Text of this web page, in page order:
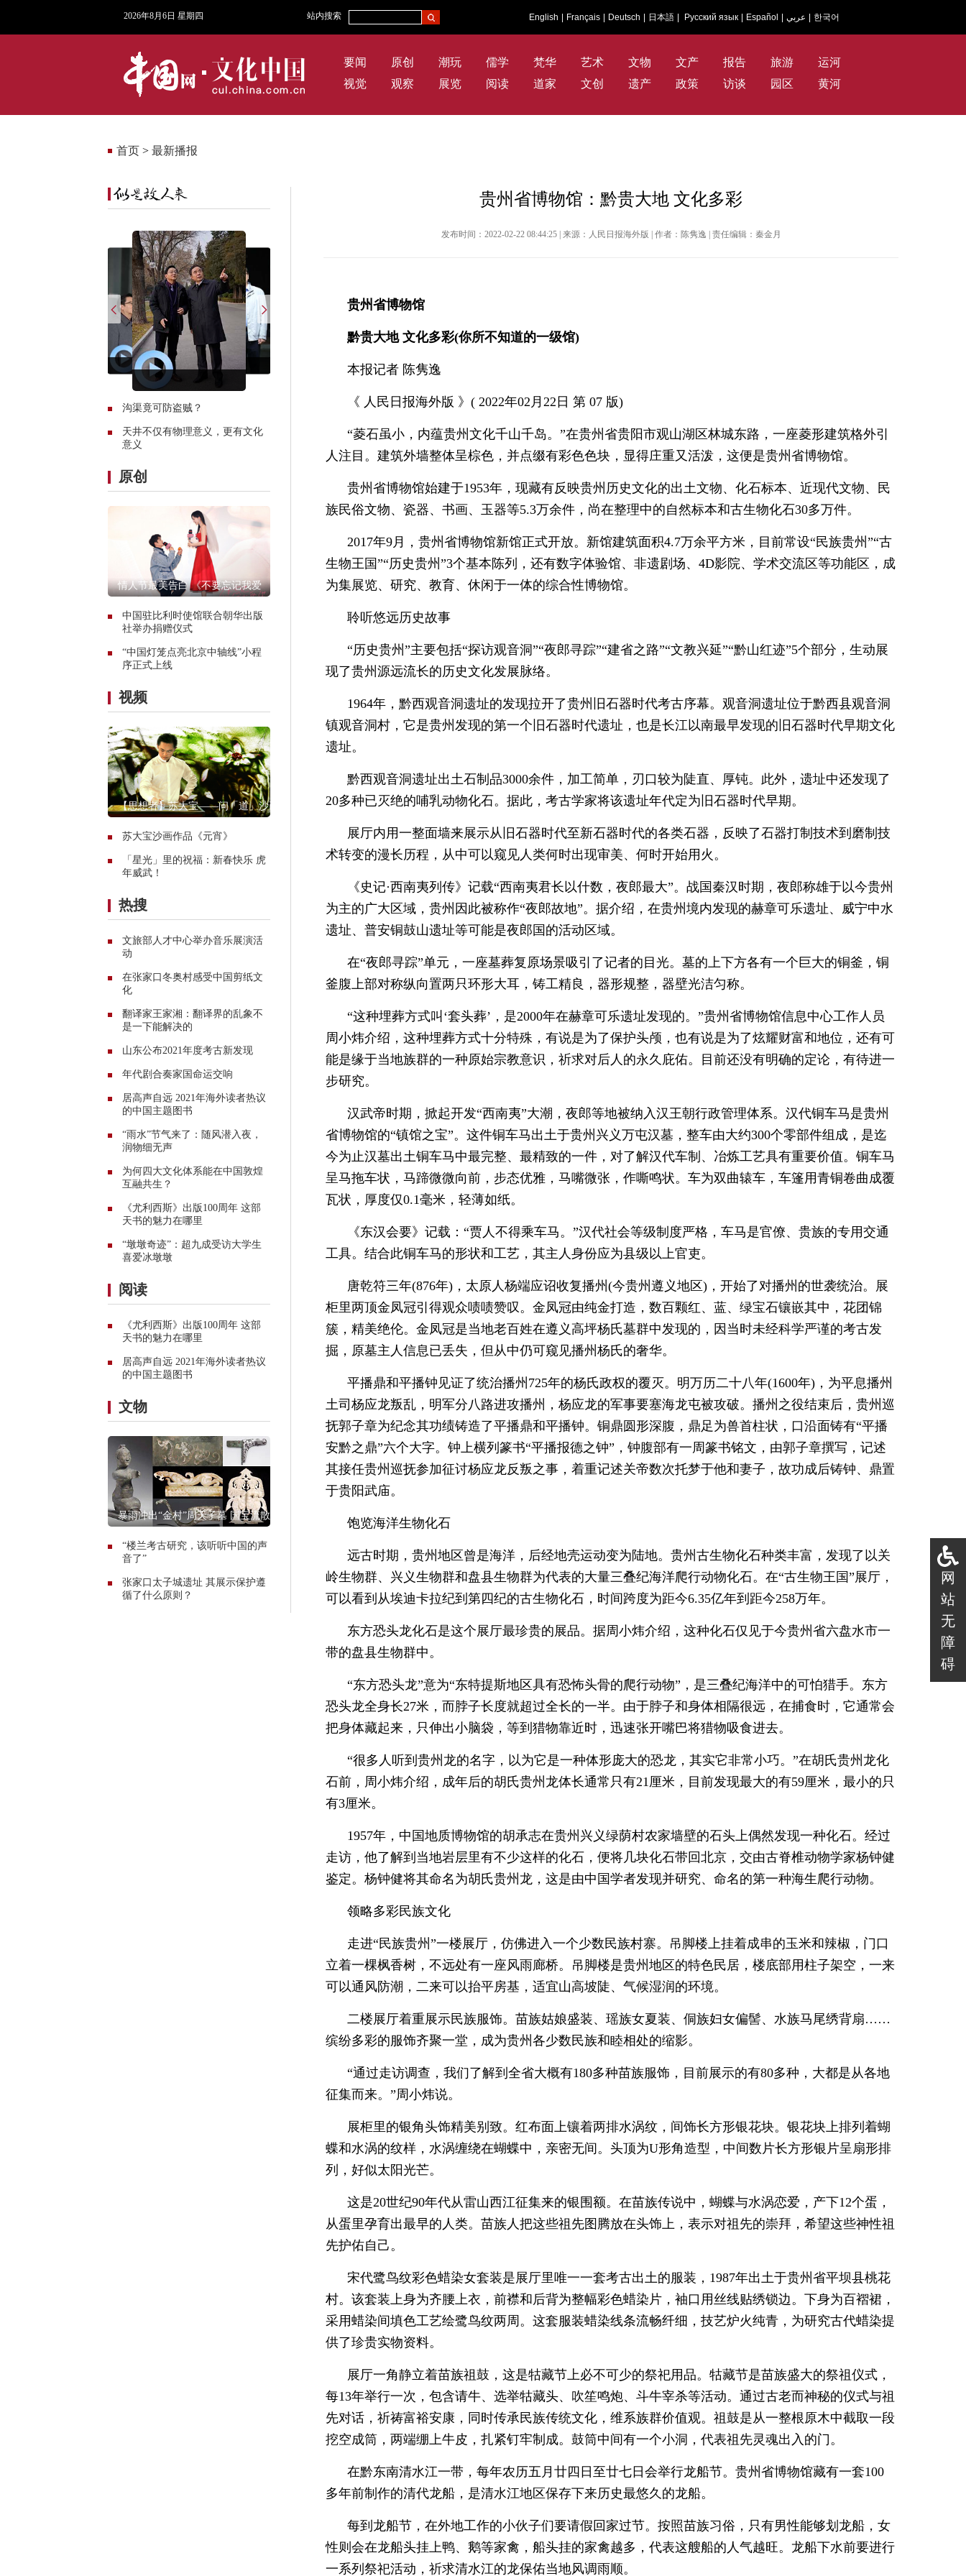
网
站
无
障
碍
2026年8月6日 星期四 站内搜索 English Français Deutsch 日本語 Русский язык Español عربي 한국어
要闻 原创 潮玩 儒学 梵华 艺术 文物 文产 报告 旅游
运河
视觉
观察 展览 阅读 道家 文创 遗产 政策 访谈 园区 黄河
首页 > 最新播报
沟渠竟可防盗贼？
天井不仅有物理意义，更有文化
意义
原创
情人节最美告白 《不要忘记我爱
中国驻比利时使馆联合朝华出版
社举办捐赠仪式
“中国灯笼点亮北京中轴线”小程
序正式上线
视频
【思想者】苏大宝——问「道」沙画
苏大宝沙画作品《元宵》
「星光」里的祝福：新春快乐 虎
年威武！
热搜
文旅部人才中心举办音乐展演活
动
在张家口冬奥村感受中国剪纸文
化
翻译家王家湘：翻译界的乱象不
是一下能解决的
山东公布2021年度考古新发现
年代剧合奏家国命运交响
居高声自远 2021年海外读者热议
的中国主题图书
“雨水”节气来了：随风潜入夜，
润物细无声
为何四大文化体系能在中国敦煌
互融共生？
《尤利西斯》出版100周年 这部
天书的魅力在哪里
“墩墩奇迹”：超九成受访大学生
喜爱冰墩墩
阅读
《尤利西斯》出版100周年 这部
天书的魅力在哪里
居高声自远 2021年海外读者热议
的中国主题图书
文物
暴雨冲出“金村”周天子墓 国宝流散之
“楼兰考古研究，该听听中国的声
音了”
张家口太子城遗址 其展示保护遵
循了什么原则？
贵州省博物馆：黔贵大地 文化多彩
发布时间：2022-02-22 08:44:25 | 来源：人民日报海外版 | 作者：陈隽逸 | 责任编辑：秦金月
贵州省博物馆
黔贵大地 文化多彩(你所不知道的一级馆)
本报记者 陈隽逸
《 人民日报海外版 》( 2022年02月22日 第 07 版)
“菱石虽小，内蕴贵州文化千山千岛。”在贵州省贵阳市观山湖区林城东路，一座菱形建筑格外引
人注目。建筑外墙整体呈棕色，并点缀有彩色色块，显得庄重又活泼，这便是贵州省博物馆。
贵州省博物馆始建于1953年，现藏有反映贵州历史文化的出土文物、化石标本、近现代文物、民
族民俗文物、瓷器、书画、玉器等5.3万余件，尚在整理中的自然标本和古生物化石30多万件。
2017年9月，贵州省博物馆新馆正式开放。新馆建筑面积4.7万余平方米，目前常设“民族贵州”“古
生物王国”“历史贵州”3个基本陈列，还有数字体验馆、非遗剧场、4D影院、学术交流区等功能区，成
为集展览、研究、教育、休闲于一体的综合性博物馆。
聆听悠远历史故事
“历史贵州”主要包括“探访观音洞”“夜郎寻踪”“建省之路”“文教兴延”“黔山红迹”5个部分，生动展
现了贵州源远流长的历史文化发展脉络。
1964年，黔西观音洞遗址的发现拉开了贵州旧石器时代考古序幕。观音洞遗址位于黔西县观音洞
镇观音洞村，它是贵州发现的第一个旧石器时代遗址，也是长江以南最早发现的旧石器时代早期文化
遗址。
黔西观音洞遗址出土石制品3000余件，加工简单，刃口较为陡直、厚钝。此外，遗址中还发现了
20多种已灭绝的哺乳动物化石。据此，考古学家将该遗址年代定为旧石器时代早期。
展厅内用一整面墙来展示从旧石器时代至新石器时代的各类石器，反映了石器打制技术到磨制技
术转变的漫长历程，从中可以窥见人类何时出现审美、何时开始用火。
《史记·西南夷列传》记载“西南夷君长以什数，夜郎最大”。战国秦汉时期，夜郎称雄于以今贵州
为主的广大区域，贵州因此被称作“夜郎故地”。据介绍，在贵州境内发现的赫章可乐遗址、威宁中水
遗址、普安铜鼓山遗址等可能是夜郎国的活动区域。
在“夜郎寻踪”单元，一座墓葬复原场景吸引了记者的目光。墓的上下方各有一个巨大的铜釜，铜
釜腹上部对称纵向置两只环形大耳，铸工精良，器形规整，器壁光洁匀称。
“这种埋葬方式叫‘套头葬’，是2000年在赫章可乐遗址发现的。”贵州省博物馆信息中心工作人员
周小炜介绍，这种埋葬方式十分特殊，有说是为了保护头颅，也有说是为了炫耀财富和地位，还有可
能是缘于当地族群的一种原始宗教意识，祈求对后人的永久庇佑。目前还没有明确的定论，有待进一
步研究。
汉武帝时期，掀起开发“西南夷”大潮，夜郎等地被纳入汉王朝行政管理体系。汉代铜车马是贵州
省博物馆的“镇馆之宝”。这件铜车马出土于贵州兴义万屯汉墓，整车由大约300个零部件组成，是迄
今为止汉墓出土铜车马中最完整、最精致的一件，对了解汉代车制、冶炼工艺具有重要价值。铜车马
呈马拖车状，马蹄微微向前，步态优雅，马嘴微张，作嘶鸣状。车为双曲辕车，车篷用青铜卷曲成覆
瓦状，厚度仅0.1毫米，轻薄如纸。
《东汉会要》记载：“贾人不得乘车马。”汉代社会等级制度严格，车马是官僚、贵族的专用交通
工具。结合此铜车马的形状和工艺，其主人身份应为县级以上官吏。
唐乾符三年(876年)，太原人杨端应诏收复播州(今贵州遵义地区)，开始了对播州的世袭统治。展
柜里两顶金凤冠引得观众啧啧赞叹。金凤冠由纯金打造，数百颗红、蓝、绿宝石镶嵌其中，花团锦
簇，精美绝伦。金凤冠是当地老百姓在遵义高坪杨氏墓群中发现的，因当时未经科学严谨的考古发
掘，原墓主人信息已丢失，但从中仍可窥见播州杨氏的奢华。
平播鼎和平播钟见证了统治播州725年的杨氏政权的覆灭。明万历二十八年(1600年)，为平息播州
土司杨应龙叛乱，明军分八路进攻播州，杨应龙的军事要塞海龙屯被攻破。播州之役结束后，贵州巡
抚郭子章为纪念其功绩铸造了平播鼎和平播钟。铜鼎圆形深腹，鼎足为兽首柱状，口沿面铸有“平播
安黔之鼎”六个大字。钟上横列篆书“平播报德之钟”，钟腹部有一周篆书铭文，由郭子章撰写，记述
其接任贵州巡抚参加征讨杨应龙反叛之事，着重记述关帝数次托梦于他和妻子，故功成后铸钟、鼎置
于贵阳武庙。
饱览海洋生物化石
远古时期，贵州地区曾是海洋，后经地壳运动变为陆地。贵州古生物化石种类丰富，发现了以关
岭生物群、兴义生物群和盘县生物群为代表的大量三叠纪海洋爬行动物化石。在“古生物王国”展厅，
可以看到从埃迪卡拉纪到第四纪的古生物化石，时间跨度为距今6.35亿年到距今258万年。
东方恐头龙化石是这个展厅最珍贵的展品。据周小炜介绍，这种化石仅见于今贵州省六盘水市一
带的盘县生物群中。
“东方恐头龙”意为“东特提斯地区具有恐怖头骨的爬行动物”，是三叠纪海洋中的可怕猎手。东方
恐头龙全身长27米，而脖子长度就超过全长的一半。由于脖子和身体相隔很远，在捕食时，它通常会
把身体藏起来，只伸出小脑袋，等到猎物靠近时，迅速张开嘴巴将猎物吸食进去。
“很多人听到贵州龙的名字，以为它是一种体形庞大的恐龙，其实它非常小巧。”在胡氏贵州龙化
石前，周小炜介绍，成年后的胡氏贵州龙体长通常只有21厘米，目前发现最大的有59厘米，最小的只
有3厘米。
1957年，中国地质博物馆的胡承志在贵州兴义绿荫村农家墙壁的石头上偶然发现一种化石。经过
走访，他了解到当地岩层里有不少这样的化石，便将几块化石带回北京，交由古脊椎动物学家杨钟健
鉴定。杨钟健将其命名为胡氏贵州龙，这是由中国学者发现并研究、命名的第一种海生爬行动物。
领略多彩民族文化
走进“民族贵州”一楼展厅，仿佛进入一个少数民族村寨。吊脚楼上挂着成串的玉米和辣椒，门口
立着一棵枫香树，不远处有一座风雨廊桥。吊脚楼是贵州地区的特色民居，楼底部用柱子架空，一来
可以通风防潮，二来可以抬平房基，适宜山高坡陡、气候湿润的环境。
二楼展厅着重展示民族服饰。苗族姑娘盛装、瑶族女夏装、侗族妇女偏髻、水族马尾绣背扇……
缤纷多彩的服饰齐聚一堂，成为贵州各少数民族和睦相处的缩影。
“通过走访调查，我们了解到全省大概有180多种苗族服饰，目前展示的有80多种，大都是从各地
征集而来。”周小炜说。
展柜里的银角头饰精美别致。红布面上镶着两排水涡纹，间饰长方形银花块。银花块上排列着蝴
蝶和水涡的纹样，水涡缠绕在蝴蝶中，亲密无间。头顶为U形角造型，中间数片长方形银片呈扇形排
列，好似太阳光芒。
这是20世纪90年代从雷山西江征集来的银围额。在苗族传说中，蝴蝶与水涡恋爱，产下12个蛋，
从蛋里孕育出最早的人类。苗族人把这些祖先图腾放在头饰上，表示对祖先的崇拜，希望这些神性祖
先护佑自己。
宋代鹭鸟纹彩色蜡染女套装是展厅里唯一一套考古出土的服装，1987年出土于贵州省平坝县桃花
村。该套装上身为齐腰上衣，前襟和后背为整幅彩色蜡染片，袖口用丝线贴绣锁边。下身为百褶裙，
采用蜡染间填色工艺绘鹭鸟纹两周。这套服装蜡染线条流畅纤细，技艺炉火纯青，为研究古代蜡染提
供了珍贵实物资料。
展厅一角静立着苗族祖鼓，这是牯藏节上必不可少的祭祀用品。牯藏节是苗族盛大的祭祖仪式，
每13年举行一次，包含请牛、选举牯藏头、吹笙鸣炮、斗牛宰杀等活动。通过古老而神秘的仪式与祖
先对话，祈祷富裕安康，同时传承民族传统文化，维系族群价值观。祖鼓是从一整根原木中截取一段
挖空成筒，两端绷上牛皮，扎紧钉牢制成。鼓筒中间有一个小洞，代表祖先灵魂出入的门。
在黔东南清水江一带，每年农历五月廿四日至廿七日会举行龙船节。贵州省博物馆藏有一套100
多年前制作的清代龙船，是清水江地区保存下来历史最悠久的龙船。
每到龙船节，在外地工作的小伙子们要请假回家过节。按照苗族习俗，只有男性能够划龙船，女
性则会在龙船头挂上鸭、鹅等家禽，船头挂的家禽越多，代表这艘船的人气越旺。龙船下水前要进行
一系列祭祀活动，祈求清水江的龙保佑当地风调雨顺。